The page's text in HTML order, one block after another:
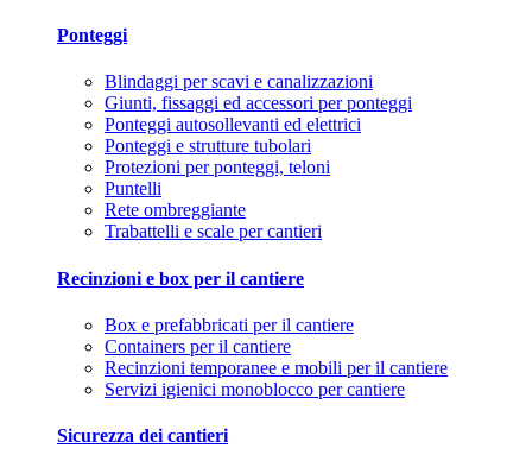
Ponteggi
Blindaggi per scavi e canalizzazioni
Giunti, fissaggi ed accessori per ponteggi
Ponteggi autosollevanti ed elettrici
Ponteggi e strutture tubolari
Protezioni per ponteggi, teloni
Puntelli
Rete ombreggiante
Trabattelli e scale per cantieri
Recinzioni e box per il cantiere
Box e prefabbricati per il cantiere
Containers per il cantiere
Recinzioni temporanee e mobili per il cantiere
Servizi igienici monoblocco per cantiere
Sicurezza dei cantieri